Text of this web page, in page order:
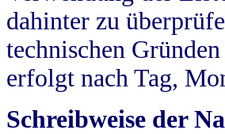
dahinter zu
technischen
erfolgt nach Tag,
Schreibweise der